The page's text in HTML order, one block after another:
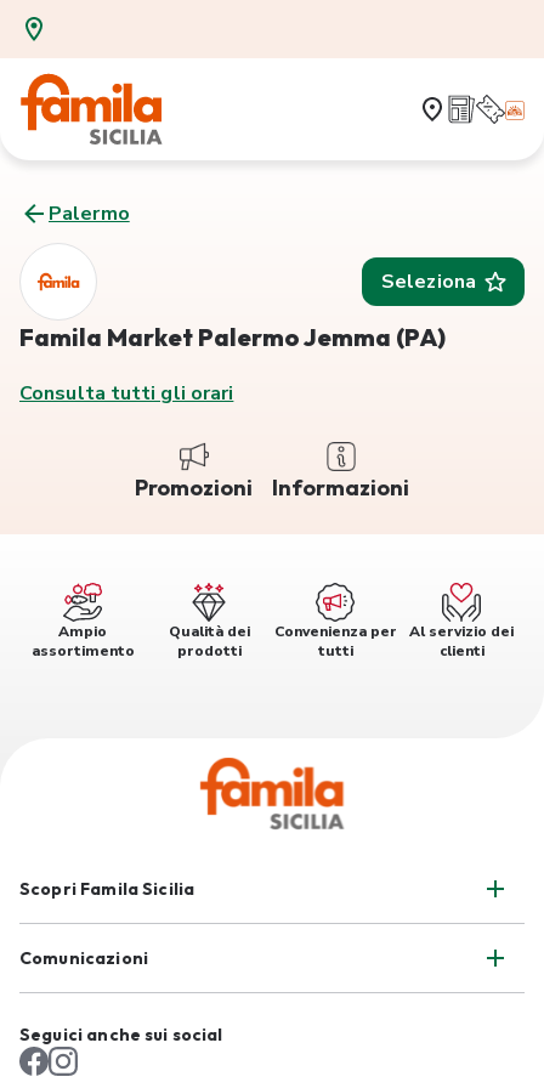
Palermo
Seleziona
Famila Market Palermo Jemma (PA)
Consulta tutti gli orari
Promozioni Informazioni
Ampio
assortimento
Qualità dei
prodotti
Convenienza per
tutti
Al servizio dei
clienti
Scopri Famila Sicilia
Comunicazioni
Seguici anche sui social